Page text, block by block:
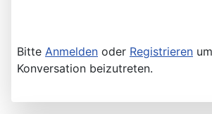
Bitte Anmelden oder Registrieren
Konversation beizutreten.